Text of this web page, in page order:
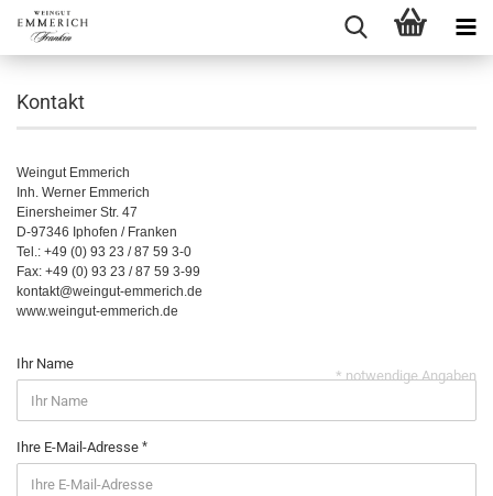
Kontakt
Weingut Emmerich
Inh. Werner Emmerich
Einersheimer Str. 47
D-97346 Iphofen / Franken
Tel.: +49 (0) 93 23 / 87 59 3-0
Fax: +49 (0) 93 23 / 87 59 3-99
kontakt@weingut-emmerich.de
www.weingut-emmerich.de
Ihr Name
Ihre E-Mail-Adresse
* notwendige Angaben